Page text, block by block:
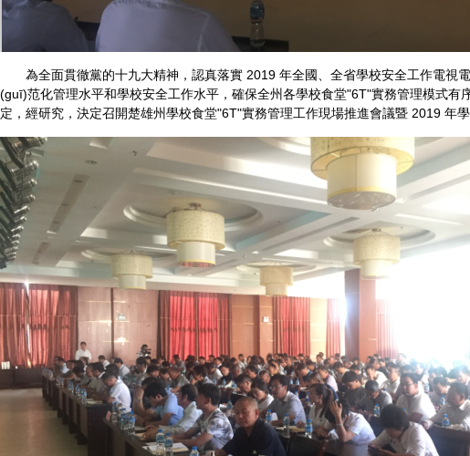
為全面貫徹黨的十九大精神，認真落實 2019 年全國、全省學校安全工作電視電
(guī)范化管理水平和學校安全工作水平，確保全州各學校食堂"6T"實務管理模式有
定，經研究，決定召開楚雄州學校食堂"6T"實務管理工作現場推進會議暨 2019 年學校安